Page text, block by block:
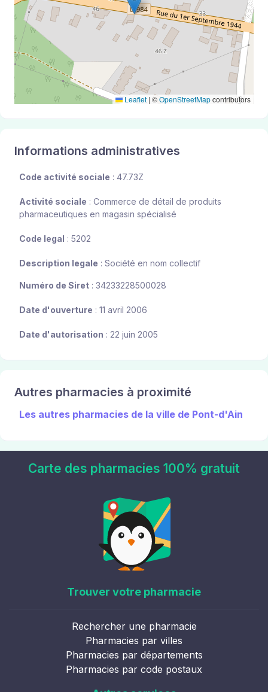
Leaflet | ©OpenStreetMapcontributors
Informations administratives
Code activité sociale : 47.73Z
Activité sociale : Commerce de détail de produits
pharmaceutiques en magasin spécialisé
Code legal : 5202
Description legale : Société en nom collectif
Numéro de Siret : 34233228500028
Date d'ouverture : 11 avril 2006
Date d'autorisation : 22 juin 2005
Autres pharmacies à proximité
Les autres pharmacies de la ville de Pont-d'Ain
Carte des pharmacies 100% gratuit
Trouver votre pharmacie
Rechercher une pharmacie
Pharmacies par villes
Pharmacies par départements
Pharmacies par code postaux